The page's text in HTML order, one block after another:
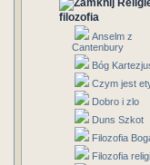
filozofia
Anselm z
Cantenbury
Bóg
Czym jest
Dobro i zlo
Duns Szkot
Filozofia
Filozofia